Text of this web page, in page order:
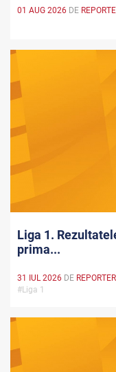
01 AUG 2026 DE
Liga 1.
prima...
31 IUL 2026 DE
#Liga 1